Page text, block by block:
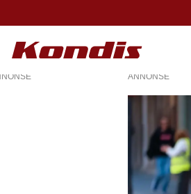
ANNONSE